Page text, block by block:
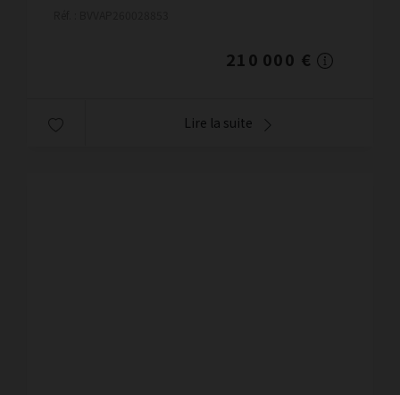
210 000 €
Lire la suite